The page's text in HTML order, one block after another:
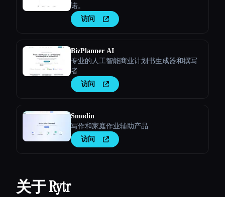
诺。
访问
BizPlanner AI
专业的人工智能商业计划书生成器和撰写
者
访问
Smodin
写作和家庭作业辅助产品
访问
关于 Rytr